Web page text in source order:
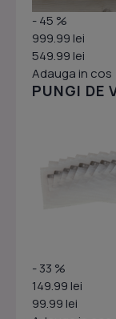
- 45 %
999.99 lei
549.99 lei
Adauga in cos
PUNGI DE
- 33 %
149.99 lei
99.99 lei